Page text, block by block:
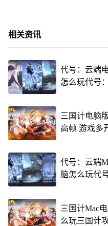
相关资讯
代号：云端
怎么玩代号
三国计电脑
高帧 游戏多
代号：云端
脑怎么玩代
三国计Mac
么玩三国计